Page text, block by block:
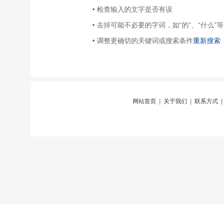
• 检查输入的文字是否有误
• 去掉可能不必要的字词，如“的”、“什么”等
• 调整更确切的关键词或搜索条件重新搜索
网站首页 关于我们 联系方式